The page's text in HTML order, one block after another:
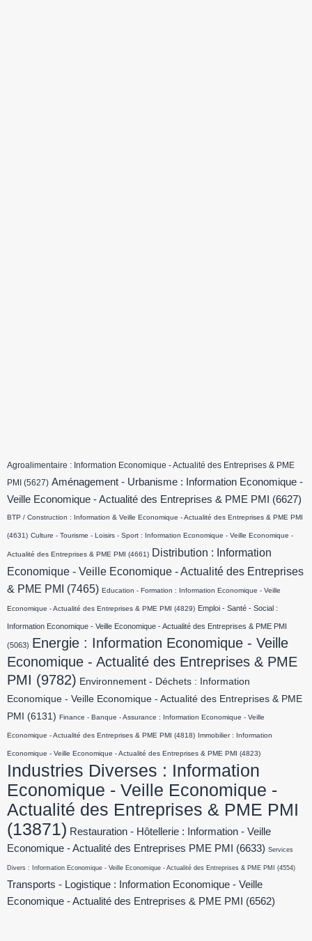
Agroalimentaire : Information Economique - Actualité des Entreprises & PME
PMI (5627) Aménagement - Urbanisme : Information Economique -
Veille Economique - Actualité des Entreprises & PME PMI
(6627)
BTP / Construction : Information & Veille Economique - Actualité des Entreprises & PME PMI
(4631) Culture - Tourisme - Loisirs - Sport : Information Economique - Veille Economique -
Actualité des Entreprises & PME PMI (4661) Distribution : Information
Economique - Veille Economique - Actualité des Entreprises
& PME PMI
(7465) Education - Formation : Information Economique - Veille
Economique - Actualité des Entreprises & PME PMI (4829) Emploi - Santé - Social :
Information Economique - Veille Economique - Actualité des Entreprises & PME PMI
(5063) Energie : Information Economique - Veille
Economique - Actualité des Entreprises & PME
PMI (9782) Environnement - Déchets : Information
Economique - Veille Economique - Actualité des Entreprises & PME
PMI
(6131) Finance - Banque - Assurance : Information Economique - Veille
Economique - Actualité des Entreprises & PME PMI (4818) Immobilier : Information
Economique - Veille Economique - Actualité des Entreprises & PME PMI (4823)
Industries Diverses : Information
Economique - Veille Economique -
Actualité des Entreprises & PME PMI
(13871) Restauration - Hôtellerie : Information - Veille
Economique - Actualité des Entreprises PME PMI
(6633) Services
Divers : Information Economique - Veille Economique - Actualité des Entreprises & PME PMI (4554)
Transports - Logistique : Information Economique - Veille
Economique - Actualité des Entreprises & PME PMI
(6562)